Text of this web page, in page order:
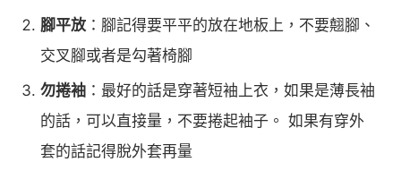
腳平放 ：腳記得要平平的放在地板上，不要翹腳、
交叉腳或者是勾著椅腳
勿捲袖 ：最好的話是穿著短袖上衣，如果是薄長袖
的話，可以直接量，不要捲起袖子。 如果有穿外
套的話記得脫外套再量